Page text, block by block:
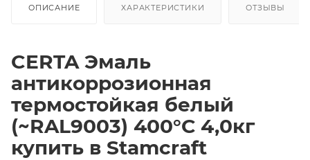
ОПИСАНИЕ ХАРАКТЕРИСТИКИ ОТЗЫВЫ
CERTA Эмаль
антикоррозионная
термостойкая белый
(~RAL9003) 400°С 4,0кг
купить в Stamcraft